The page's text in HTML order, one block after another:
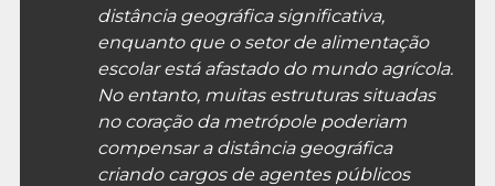
distância geográfica significativa,
enquanto que o setor de alimentação
escolar está afastado do mundo agrícola.
No entanto, muitas estruturas situadas
no coração da metrópole poderiam
compensar a distância geográfica
criando cargos de agentes públicos